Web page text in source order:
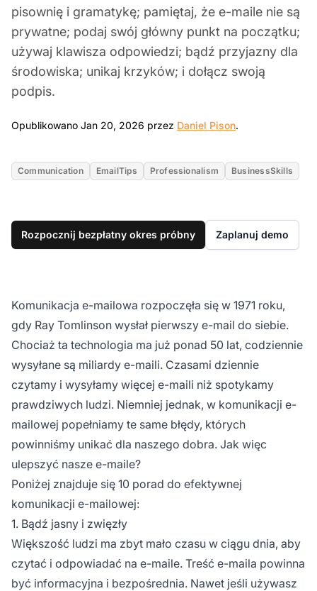
pisownię i gramatykę; pamiętaj, że e-maile nie są
prywatne; podaj swój główny punkt na początku;
używaj klawisza odpowiedzi; bądź przyjazny dla
środowiska; unikaj krzyków; i dołącz swoją
podpis.
Opublikowano Jan 20, 2026 przez Daniel Pison.
Communication EmailTips Professionalism BusinessSkills
Rozpocznij bezpłatny okres próbny Zaplanuj demo
Komunikacja e-mailowa rozpoczęła się w 1971 roku,
gdy Ray Tomlinson wysłał pierwszy e-mail do siebie.
Chociaż ta technologia ma już ponad 50 lat, codziennie
wysyłane są miliardy e-maili. Czasami dziennie
czytamy i wysyłamy więcej e-maili niż spotykamy
prawdziwych ludzi. Niemniej jednak, w komunikacji e-
mailowej popełniamy te same błędy, których
powinniśmy unikać dla naszego dobra. Jak więc
ulepszyć nasze e-maile?
Poniżej znajduje się 10 porad do efektywnej
komunikacji e-mailowej:
1. Bądź jasny i zwięzły
Większość ludzi ma zbyt mało czasu w ciągu dnia, aby
czytać i odpowiadać na e-maile. Treść e-maila powinna
być informacyjna i bezpośrednia. Nawet jeśli używasz